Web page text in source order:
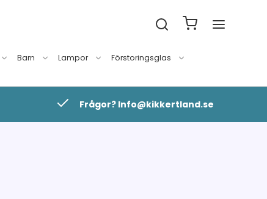
Barn Lampor
Förstoringsglas
Frågor? Info@kikkertland.se